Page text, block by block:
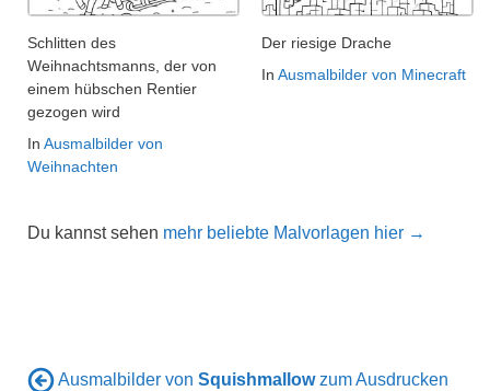
Schlitten des
Weihnachtsmanns, der von
einem hübschen Rentier
gezogen wird
In Ausmalbilder von
Weihnachten
Der riesige Drache
In Ausmalbilder von Minecraft
Du kannst sehen mehr beliebte Malvorlagen hier →
Ausmalbilder von Squishmallowzum Ausdrucken